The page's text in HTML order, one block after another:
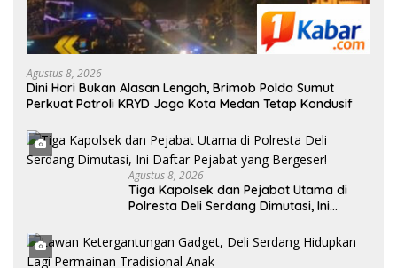
Agustus 8, 2026
Dini Hari Bukan Alasan Lengah, Brimob Polda Sumut
Perkuat Patroli KRYD Jaga Kota Medan Tetap Kondusif
Agustus 8, 2026
Tiga Kapolsek dan Pejabat Utama di
Polresta Deli Serdang Dimutasi, Ini